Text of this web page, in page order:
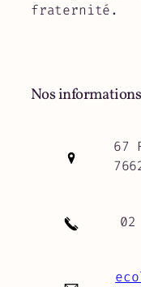
fraternité.
Nos informations
67